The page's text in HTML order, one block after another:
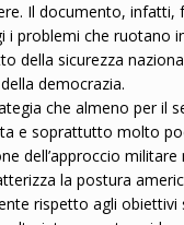
Il documento,
problemi che ruotano
della sicurezza
democrazia.
che almeno per il
e soprattutto molto
dell’approccio
la postura
rispetto agli obiettivi